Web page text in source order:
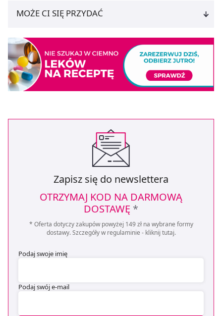
MOŻE CI SIĘ PRZYDAĆ
Zapisz się do newslettera
OTRZYMAJ KOD NA DARMOWĄ
DOSTAWĘ *
* Oferta dotyczy zakupów powyżej 149 zł na wybrane formy
dostawy. Szczegóły w regulaminie - kliknij tutaj.
Podaj swoje imię
Podaj swój e-mail